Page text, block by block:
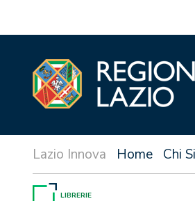
Home Chi
LIBRERIE